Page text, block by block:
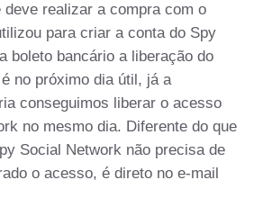
deve realizar a compra com o
para criar a conta do Spy
boleto bancário a liberação do
no próximo dia útil, já a
conseguimos liberar o acesso
no mesmo dia. Diferente do que
Social Network não precisa de
o acesso, é direto no e-mail